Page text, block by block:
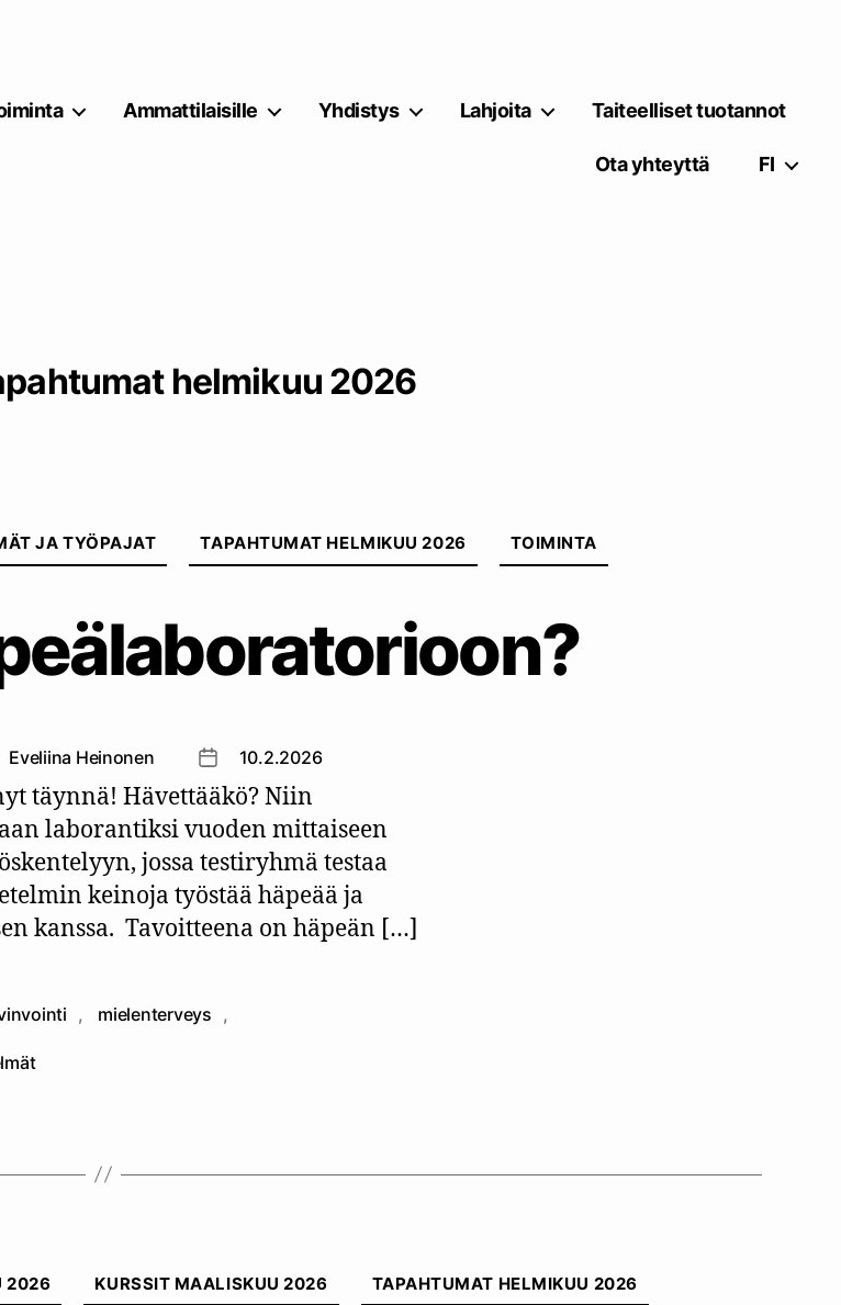
Ammattilaisille Yhdistys Lahjoita Taiteelliset tuotannot
Ota yhteyttä FI
helmikuu 2026
JA TYÖPAJAT TAPAHTUMAT HELMIKUU 2026 TOIMINTA
Eveliina Heinonen Julkaisupäivämäärä
10.2.2026
täynnä! Hävettääkö? Niin
laborantiksi vuoden mittaiseen
jossa testiryhmä testaa
keinoja työstää häpeää ja
kanssa. Tavoitteena on häpeän […]
, mielenterveys ,
2026 KURSSIT MAALISKUU 2026 TAPAHTUMAT HELMIKUU 2026